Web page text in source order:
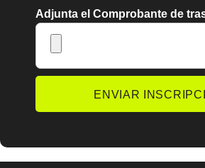
Adjunta el Comprobante de
ENVIAR